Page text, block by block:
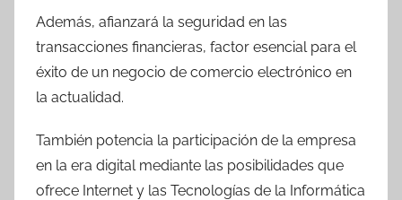
Además, afianzará la seguridad en las
transacciones financieras, factor esencial para el
éxito de un negocio de comercio electrónico en
la actualidad.
También potencia la participación de la empresa
en la era digital mediante las posibilidades que
ofrece Internet y las Tecnologías de la Informática